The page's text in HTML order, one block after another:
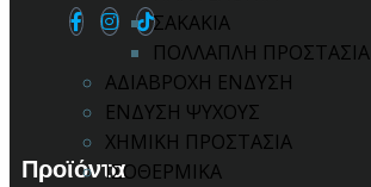
ΣΑΚΑΚΙΑ
ΠΟΛΛΑΠΛΗ ΠΡΟΣΤΑΣΙΑ
ΑΔΙΑΒΡΟΧΗ ΕΝΔΥΣΗ
ΕΝΔΥΣΗ ΨΥΧΟΥΣ
ΧΗΜΙΚΗ ΠΡΟΣΤΑΣΙΑ
ΙΣΟΘΕΡΜΙΚΑ
Προϊόντα